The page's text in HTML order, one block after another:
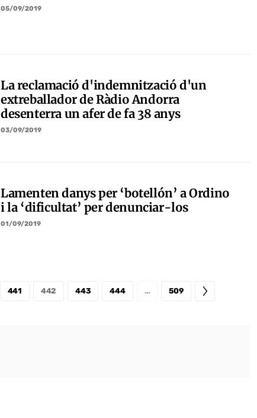
05/09/2019
La reclamació d'indemnització d'un
extreballador de Ràdio Andorra
desenterra un afer de fa 38 anys
03/09/2019
Lamenten danys per ‘botellón’ a Ordino
i la ‘dificultat’ per denunciar-los
01/09/2019
441 442 443 444 … 509